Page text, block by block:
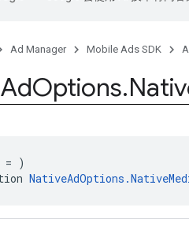
Ad Manager Mobile Ads SDK
AdOptions.
= )